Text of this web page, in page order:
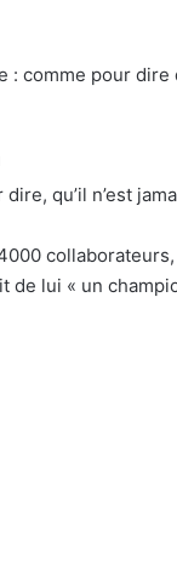
comme pour dire
qu’il n’est
de lui « un